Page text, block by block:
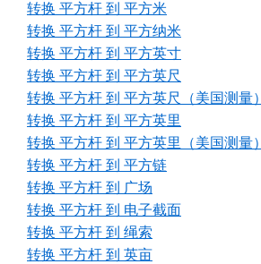
转换 平方杆 到 平方米
转换 平方杆 到 平方纳米
转换 平方杆 到 平方英寸
转换 平方杆 到 平方英尺
转换 平方杆 到 平方英尺（美国测量）
转换 平方杆 到 平方英里
转换 平方杆 到 平方英里（美国测量）
转换 平方杆 到 平方链
转换 平方杆 到 广场
转换 平方杆 到 电子截面
转换 平方杆 到 绳索
转换 平方杆 到 英亩